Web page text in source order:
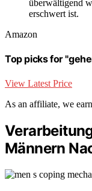
überwältigend
erschwert ist.
Amazon
Top picks for
View Latest Price
As an affiliate, we
Männern